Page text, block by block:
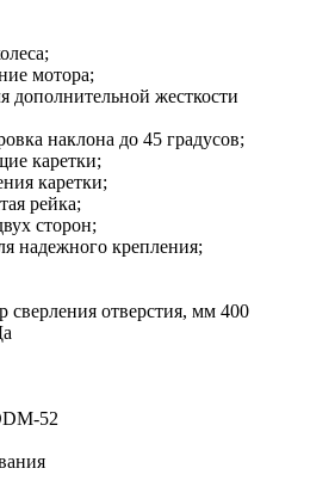
мотора;
дополнительной жесткости
наклона до 45 градусов;
каретки;
каретки;
рейка;
сторон;
надежного крепления;
отверстия, мм 400
52